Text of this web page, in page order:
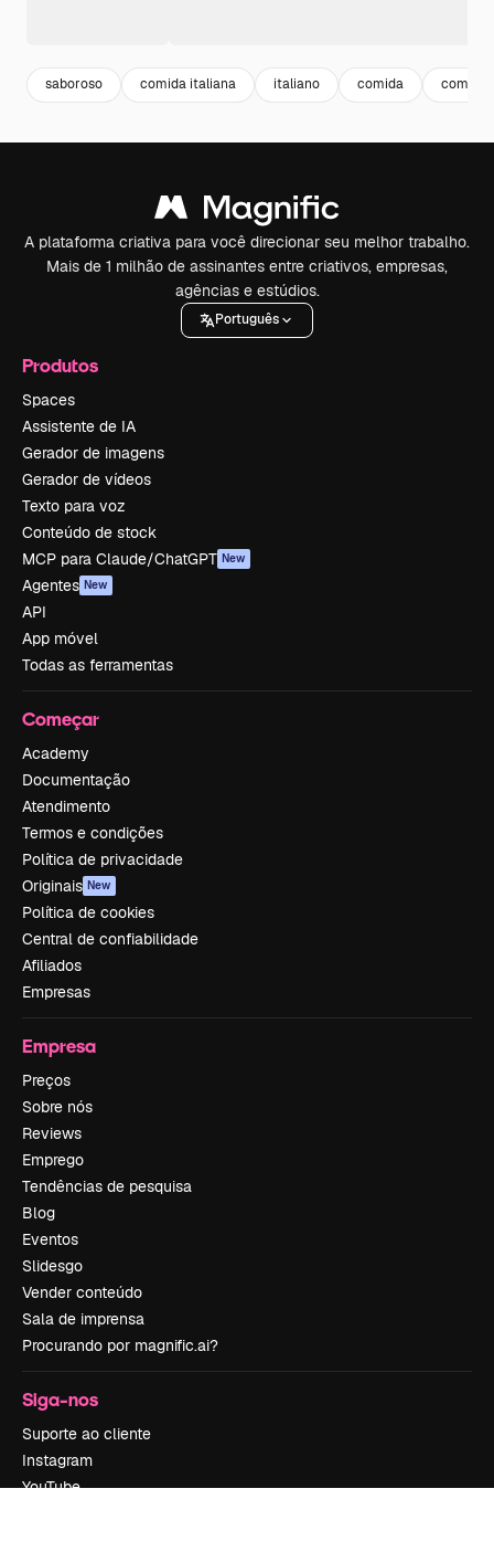
saboroso comida italiana italiano comida comida
A plataforma criativa para você direcionar seu melhor trabalho.
Mais de 1 milhão de assinantes entre criativos, empresas,
agências e estúdios.
Português
Produtos
Spaces
Assistente de IA
Gerador de imagens
Gerador de vídeos
Texto para voz
Conteúdo de stock
MCP para Claude/ChatGPT New
Agentes New
API
App móvel
Todas as ferramentas
Começar
Academy
Documentação
Atendimento
Termos e condições
Política de privacidade
Originais New
Política de cookies
Central de confiabilidade
Afiliados
Empresas
Empresa
Preços
Sobre nós
Reviews
Emprego
Tendências de pesquisa
Blog
Eventos
Slidesgo
Vender conteúdo
Sala de imprensa
Procurando por magnific.ai?
Siga-nos
Suporte ao cliente
Instagram
YouTube